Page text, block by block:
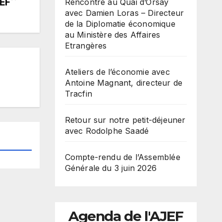
avec Damien Loras – Directeur
de la Diplomatie économique
au Ministère des Affaires
Etrangères
Ateliers de l’économie avec
Antoine Magnant, directeur de
Tracfin
Retour sur notre petit-déjeuner
avec Rodolphe Saadé
Compte-rendu de l’Assemblée
Générale du 3 juin 2026
Agenda de l'AJEF